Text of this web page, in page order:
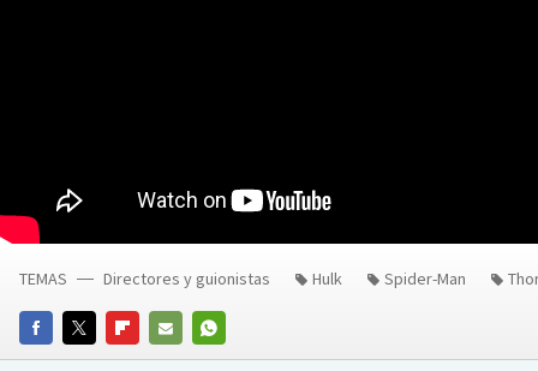
FACEBOOKTWITTERFLIPBOARD
E-
WHATSAPP
TEMAS Directores y guionistas Hulk Spider-Man